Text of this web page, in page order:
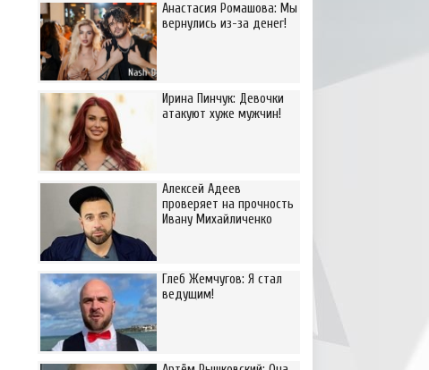
Анастасия Ромашова: Мы
вернулись из-за денег!
Ирина Пинчук: Девочки
атакуют хуже мужчин!
Алексей Адеев
проверяет на прочность
Ивану Михайличенко
Глеб Жемчугов: Я стал
ведущим!